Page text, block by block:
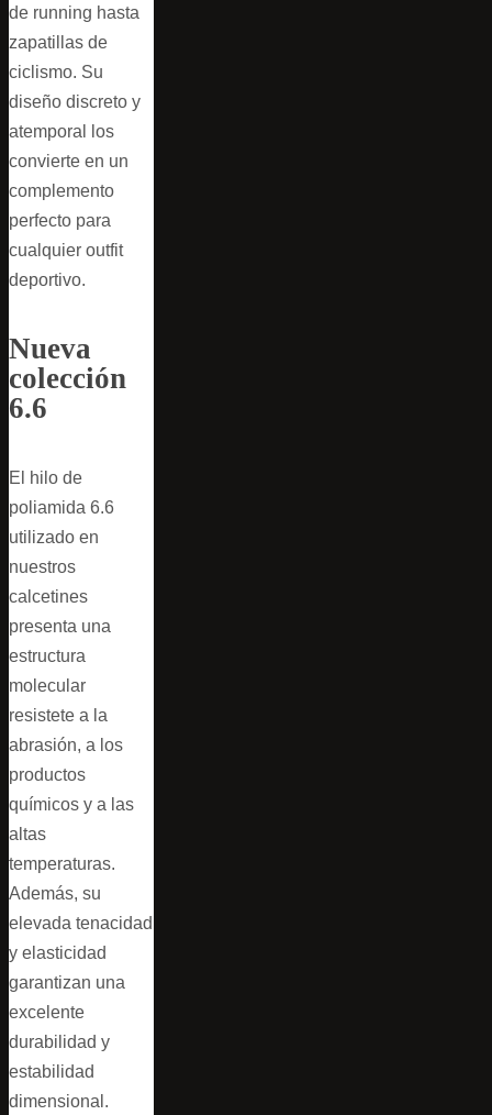
de running hasta
zapatillas de
ciclismo. Su
diseño discreto y
atemporal los
convierte en un
complemento
perfecto para
cualquier outfit
deportivo.
Nueva
colección
6.6
El hilo de
poliamida 6.6
utilizado en
nuestros
calcetines
presenta una
estructura
molecular
resistete a la
abrasión, a los
productos
químicos y a las
altas
temperaturas.
Además, su
elevada tenacidad
y elasticidad
garantizan una
excelente
durabilidad y
estabilidad
dimensional.